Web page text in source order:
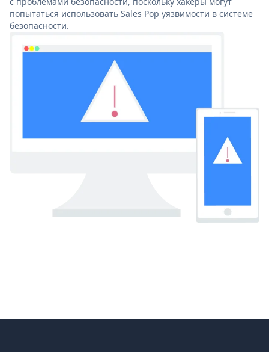
попытаться использовать Sales Pop уязвимости в системе
безопасности.